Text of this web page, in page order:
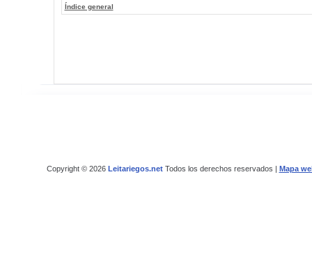
Índice general
Copyright © 2026 Leitariegos.netTodos los derechos reservados | Mapa